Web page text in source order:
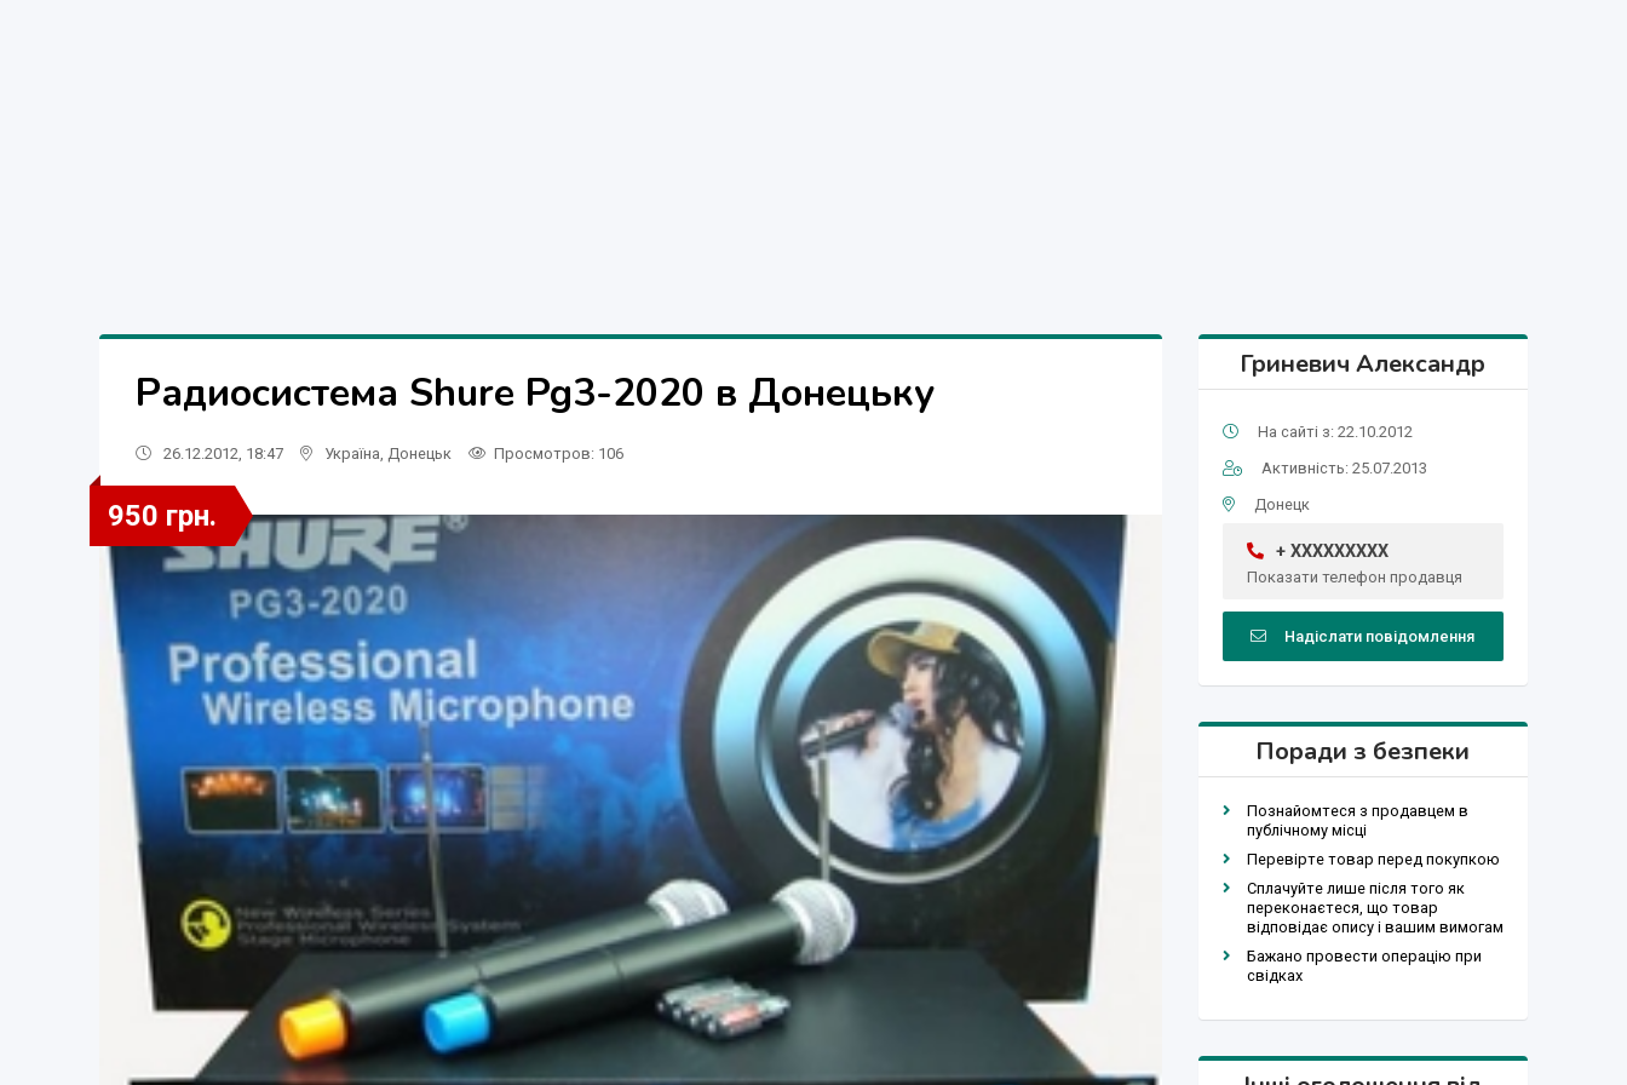
Радиосистема Shure Pg3-2020 в Донецьку
26.12.2012, 18:47 Україна Донецьк Просмотров: 106
950 грн.
Гриневич Александр
На сайті з: 22.10.2012
Активність: 25.07.2013
Донецк
+ XXXXXXXXX
Показати телефон продавця
Надіслати повідомлення
Поради з безпеки
Познайомтеся з продавцем в
публічному місці
Перевірте товар перед покупкою
Сплачуйте лише після того як
переконаєтеся, що товар
відповідає опису і вашим вимогам
Бажано провести операцію при
свідках